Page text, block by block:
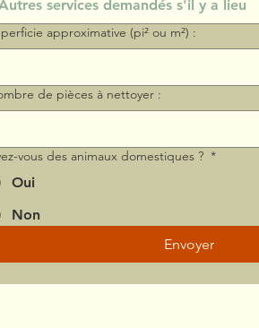
approximative (pi² ou m²) :
de pièces à nettoyer :
vous des animaux domestiques ? *
Oui
Non
Envoyer